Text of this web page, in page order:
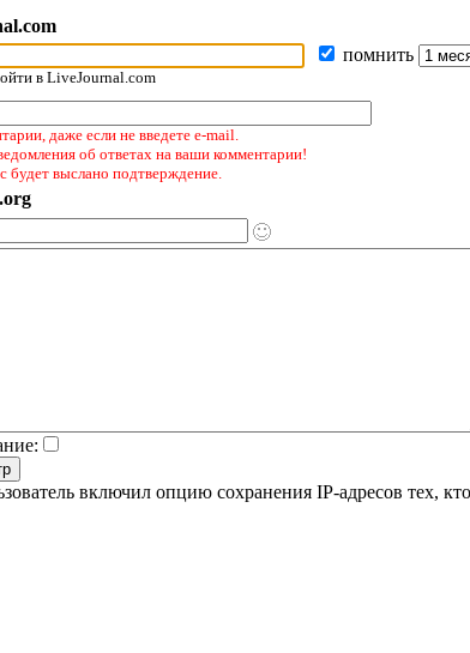
помнить
в LiveJournal.com
даже если не введете e-mail.
об ответах на ваши комментарии!
будет выслано подтверждение.
включил опцию сохранения IP-адресов тех,